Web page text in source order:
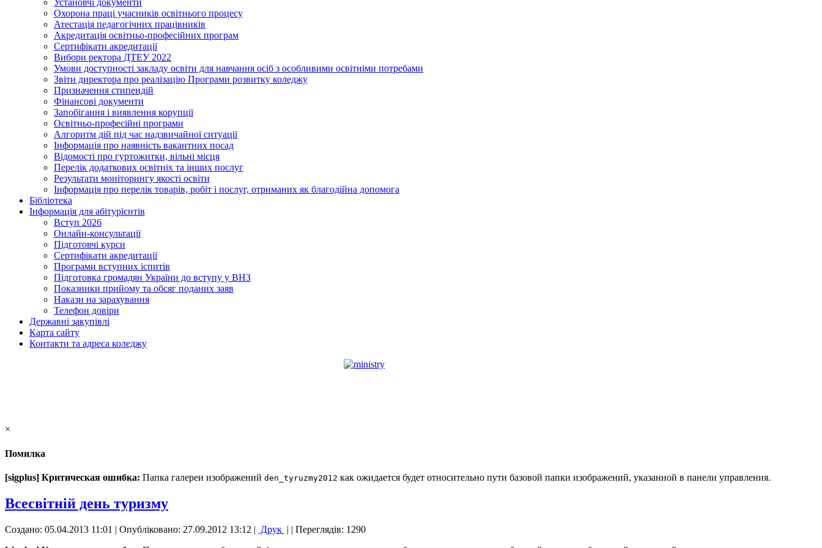
Установчі документи
Охорона праці учасників освітнього процесу
Атестація педагогічних працівників
Акредитація освітньо-професійних програм
Сертифікати акредитації
Вибори ректора ДТЕУ 2022
Умови доступності закладу освіти для навчання осіб з особливими освітніми потребами
Звіти директора про реалізацію Програми розвитку коледжу
Призначення стипендій
Фінансові документи
Запобігання і виявлення корупції
Освітньо-професійні програми
Алгоритм дій під час надзвичайної ситуації
Інформація про наявність вакантних посад
Відомості про гуртожитки, вільні місця
Перелік додаткових освітніх та інших послуг
Результати моніторингу якості освіти
Інформація про перелік товарів, робіт і послуг, отриманих як благодійна допомога
Бібліотека
Інформація для абітурієнтів
Вступ 2026
Онлайн-консультації
Підготовчі курси
Сертифікати акредитації
Програми вступних іспитів
Підготовка громадян України до вступу у ВНЗ
Показники прийому та обсяг поданих заяв
Накази на зарахування
Телефон довіри
Державні закупівлі
Карта сайту
Контакти та адреса коледжу
×
Помилка
[sigplus] Критическая ошибка: Папка галереи изображений den_tyruzmy2012 как ожидается будет относительно пути базовой папки изображений, указанной в панели управления.
Всесвітній день туризму
Создано: 05.04.2013 11:01 | Опубліковано: 27.09.2012 13:12 | Друк | | Переглядів: 1290